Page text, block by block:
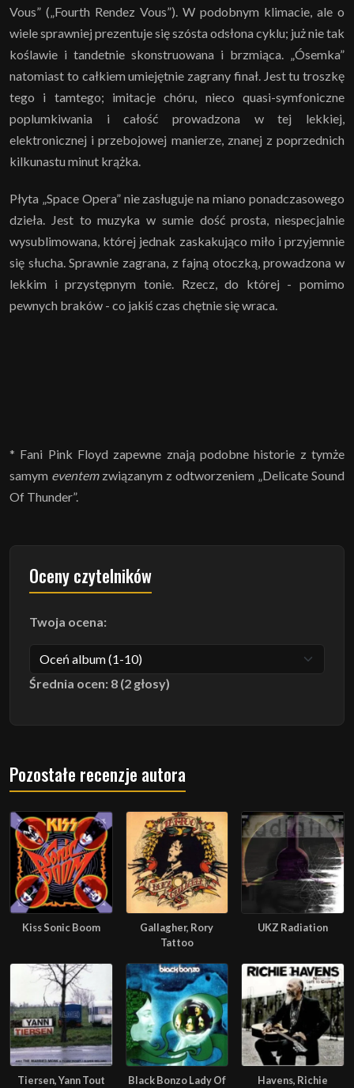
Vous” („Fourth Rendez Vous”). W podobnym klimacie, ale o
wiele sprawniej prezentuje się szósta odsłona cyklu; już nie tak
koślawie i tandetnie skonstruowana i brzmiąca. „Ósemka”
natomiast to całkiem umiejętnie zagrany finał. Jest tu troszkę
tego i tamtego; imitacje chóru, nieco quasi-symfoniczne
poplumkiwania i całość prowadzona w tej lekkiej,
elektronicznej i przebojowej manierze, znanej z poprzednich
kilkunastu minut krążka.
Płyta „Space Opera” nie zasługuje na miano ponadczasowego
dzieła. Jest to muzyka w sumie dość prosta, niespecjalnie
wysublimowana, której jednak zaskakująco miło i przyjemnie
się słucha. Sprawnie zagrana, z fajną otoczką, prowadzona w
lekkim i przystępnym tonie. Rzecz, do której - pomimo
pewnych braków - co jakiś czas chętnie się wraca.
* Fani Pink Floyd zapewne znają podobne historie z tymże
samym eventemzwiązanym z odtworzeniem „Delicate Sound
Of Thunder”.
Oceny czytelników
Twoja ocena:
Średnia ocen: 8 (2 głosy)
Pozostałe recenzje autora
Kiss Sonic Boom
Gallagher, Rory
Tattoo
UKZ Radiation
Tiersen, Yann Tout
Black Bonzo Lady Of
Havens, Richie